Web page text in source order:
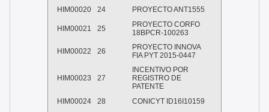
HIM00020
24 PROYECTO ANT1555
HIM00021 25
PROYECTO CORFO
18BPCR-100263
HIM00022 26
PROYECTO INNOVA
FIA PYT 2015-0447
HIM00023 27
INCENTIVO POR
REGISTRO DE
PATENTE
HIM00024
28 CONICYT ID16I10159